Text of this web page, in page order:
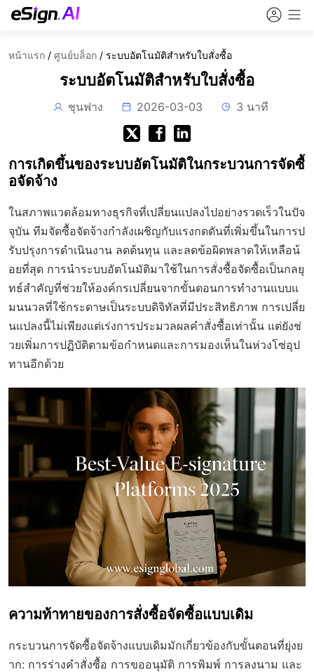
หน้าแรก / ศูนย์บล็อก / ระบบอัตโนมัติสำหรับใบสั่งซื้อ
ระบบอัตโนมัติสำหรับใบสั่งซื้อ
ชุนฟาง 2026-03-03 3 นาที
การเกิดขึ้นของระบบอัตโนมัติในกระบวนการจัดซื้
อจัดจ้าง
ในสภาพแวดล้อมทางธุรกิจที่เปลี่ยนแปลงไปอย่างรวดเร็วในปัจ
จุบัน ทีมจัดซื้อจัดจ้างกำลังเผชิญกับแรงกดดันที่เพิ่มขึ้นในการป
รับปรุงการดำเนินงาน ลดต้นทุน และลดข้อผิดพลาดให้เหลือน้
อยที่สุด การนำระบบอัตโนมัติมาใช้ในการสั่งซื้อจัดซื้อเป็นกลยุ
ทธ์สำคัญที่ช่วยให้องค์กรเปลี่ยนจากขั้นตอนการทำงานแบบแ
มนนวลที่ใช้กระดาษเป็นระบบดิจิทัลที่มีประสิทธิภาพ การเปลี่ย
นแปลงนี้ไม่เพียงแต่เร่งการประมวลผลคำสั่งซื้อเท่านั้น แต่ยังช่
วยเพิ่มการปฏิบัติตามข้อกำหนดและการมองเห็นในห่วงโซ่อุป
ทานอีกด้วย
ความท้าทายของการสั่งซื้อจัดซื้อแบบเดิม
กระบวนการจัดซื้อจัดจ้างแบบเดิมมักเกี่ยวข้องกับขั้นตอนที่ยุ่งย
าก: การร่างคำสั่งซื้อ การขออนุมัติ การพิมพ์ การลงนาม และ